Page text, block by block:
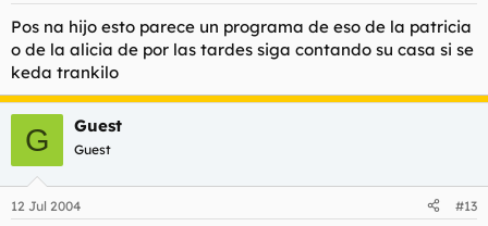
Pos na hijo esto parece un programa de eso de la patricia
o de la alicia de por las tardes siga contando su casa si se
keda trankilo
G Guest
Guest
12 Jul 2004 #13